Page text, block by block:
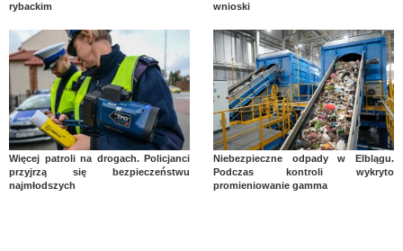
rybackim
wnioski
Więcej patroli na drogach. Policjanci
przyjrzą się bezpieczeństwu
najmłodszych
Niebezpieczne odpady w Elblągu.
Podczas kontroli wykryto
promieniowanie gamma